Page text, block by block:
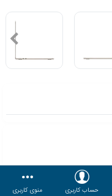
حساب کاربری منوی کاربری